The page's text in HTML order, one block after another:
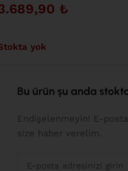
₺
yok
Bu ürün şu anda
Endişelenmeyin! E-
size haber verelim.